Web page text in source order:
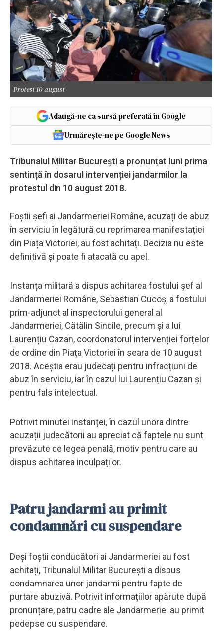
Protest 10 august
Adaugă-ne ca sursă preferată în Google
Urmărește-ne pe Google News
Tribunalul Militar București a pronunțat luni prima
sentință în dosarul intervenției jandarmilor la
protestul din 10 august 2018.
Foștii șefi ai Jandarmeriei Române, acuzați de abuz
în serviciu în legătură cu reprimarea manifestației
din Piața Victoriei, au fost achitați. Decizia nu este
definitivă și poate fi atacată cu apel.
Instanța militară a dispus achitarea fostului șef al
Jandarmeriei Române, Sebastian Cucoș, a fostului
prim-adjunct al inspectorului general al
Jandarmeriei, Cătălin Sindile, precum și a lui
Laurențiu Cazan, coordonatorul intervenției forțelor
de ordine din Piața Victoriei în seara de 10 august
2018. Aceștia erau judecați pentru infracțiuni de
abuz în serviciu, iar în cazul lui Laurențiu Cazan și
pentru fals intelectual.
Potrivit minutei instanței, în cazul unora dintre
acuzații judecătorii au apreciat că faptele nu sunt
prevăzute de legea penală, motiv pentru care au
dispus achitarea inculpaților.
Patru jandarmi au primit
condamnări cu suspendare
Deși foștii conducători ai Jandarmeriei au fost
achitați, Tribunalul Militar București a dispus
condamnarea unor jandarmi pentru fapte de
purtare abuzivă. Potrivit informațiilor apărute după
pronunțare, patru cadre ale Jandarmeriei au primit
pedepse cu suspendare.